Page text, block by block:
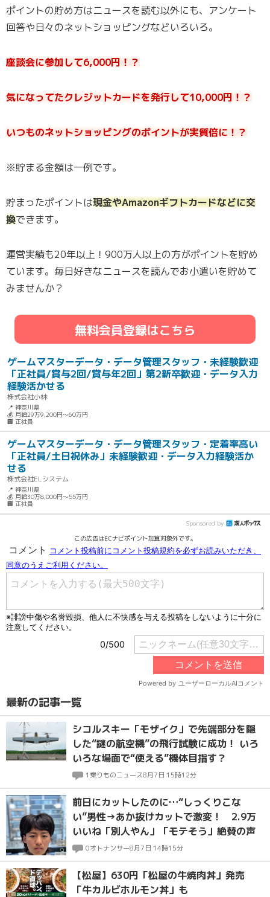
ポイントの貯め方はニュースを読む以外にも、アンケート
回答や日々のネットショッピングなどいろいろ。
座談会に参加して6,000円！？
気になってたクレジットカードを発行して10,000円！？
いつものネットショッピングのポイントが実質倍に！？
※貯まる金額は一例です。
貯まったポイントは現金やAmazonギフトカードなどに交
換できます。
運営実績も20年以上！900万人以上の方がポイントを貯め
ています。毎日好きなニュースを読んでお小遣いを貯めて
みませんか？
無料会員登録はこちら
ゲームマスターデータ・データ管理スタッフ・未経験歓迎
「正社員/賞与2回/賞与年2回」第2新卒歓迎・データ入力
経験活かせる
株式会社小林
📍 神奈川県
💰 月給29万9,200円～60万円
🏢 正社員
ゲームマスターデータ・データ管理スタッフ・定着率高い
「正社員/土日祝休み」未経験歓迎・データ入力経験活か
せる
株式会社ELシステム
📍 神奈川県
💰 月給30万8,000円～55万円
🏢 正社員
Sponsored by
この広告はECナビポイント加算対象外です。
最新の記事一覧
シコルスキー「モザイク」で先端部分を隠
した“謎の航空機”の飛行試験に成功！ いろ
いろな場面で“使える”機体目指す？
1 乗りものニュース8月7日 15時12分
前日にカットしたのに…“しっくりこな
い”男性→あか抜けカットで激変！ 2.9万
いいね「別人やん」「モテそう」絶賛の声
0オトナンサー8月7日 14時15分
【松屋】630円「松屋の牛焼肉丼」発売
「牛カルビホルモン丼」も